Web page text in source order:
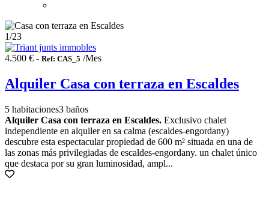
1/23
4.500 € - Ref: CAS_5 /Mes
Alquiler Casa con terraza en Escaldes
5 habitaciones3 baños
Alquiler Casa con terraza en Escaldes. Exclusivo chalet
independiente en alquiler en sa calma (escaldes-engordany)
descubre esta espectacular propiedad de 600 m² situada en una de
las zonas más privilegiadas de escaldes-engordany. un chalet único
que destaca por su gran luminosidad, ampl...